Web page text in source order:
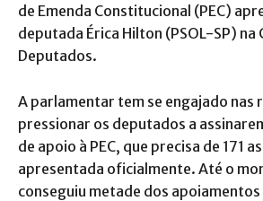
de Emenda Constitucional (PEC)
deputada Érica Hilton (PSOL-SP) na
Deputados.
A parlamentar tem se engajado nas
pressionar os deputados a
de apoio à PEC, que precisa de 171
apresentada oficialmente. Até o
conseguiu metade dos